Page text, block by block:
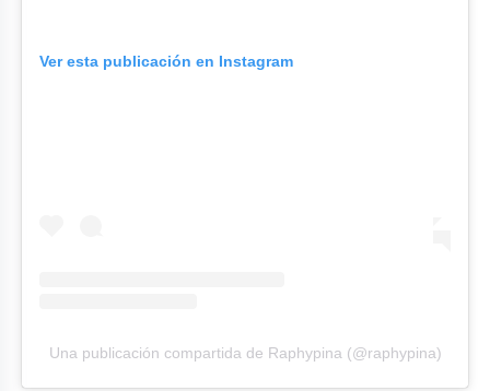
Ver esta publicación en Instagram
Una publicación compartida de Raphypina (@raphypina)